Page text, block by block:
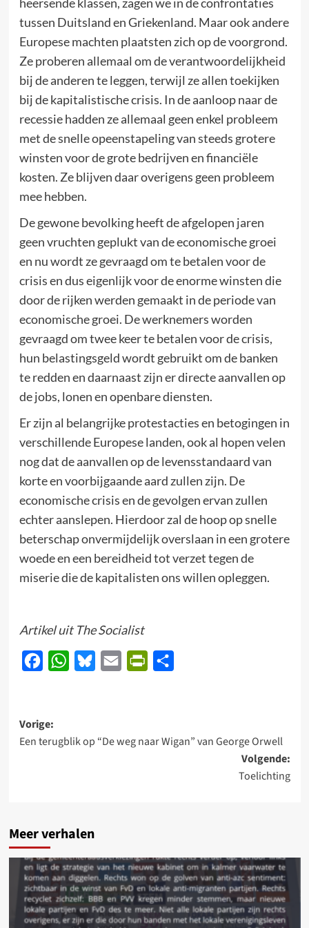
tussen Duitsland en Griekenland. Maar ook andere
Europese machten plaatsten zich op de voorgrond.
Ze proberen allemaal om de verantwoordelijkheid
bij de anderen te leggen, terwijl ze allen toekijken
bij de kapitalistische crisis. In de aanloop naar de
recessie hadden ze allemaal geen enkel probleem
met de snelle opeenstapeling van steeds grotere
winsten voor de grote bedrijven en financiële
kosten. Ze blijven daar overigens geen probleem
mee hebben.
De gewone bevolking heeft de afgelopen jaren
geen vruchten geplukt van de economische groei
en nu wordt ze gevraagd om te betalen voor de
crisis en dus eigenlijk voor de enorme winsten die
door de rijken werden gemaakt in de periode van
economische groei. De werknemers worden
gevraagd om twee keer te betalen voor de crisis,
hun belastingsgeld wordt gebruikt om de banken
te redden en daarnaast zijn er directe aanvallen op
de jobs, lonen en openbare diensten.
Er zijn al belangrijke protestacties en betogingen in
verschillende Europese landen, ook al hopen velen
nog dat de aanvallen op de levensstandaard van
korte en voorbijgaande aard zullen zijn. De
economische crisis en de gevolgen ervan zullen
echter aanslepen. Hierdoor zal de hoop op snelle
beterschap onvermijdelijk overslaan in een grotere
woede en een bereidheid tot verzet tegen de
miserie die de kapitalisten ons willen opleggen.
Artikel uit The Socialist
FacebookWhatsApp
BlueskyEmail PrintFriendly
Bericht
navigatie
Vorige:
Een terugblik op “De weg naar Wigan” van George Orwell
Volgende:
Toelichting
Meer verhalen